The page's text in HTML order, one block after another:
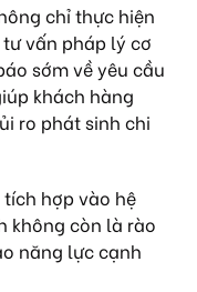
chỉ thực hiện
vấn pháp lý cơ
sớm về yêu cầu
khách hàng
ro phát sinh chi
hợp vào hệ
không còn là rào
năng lực cạnh